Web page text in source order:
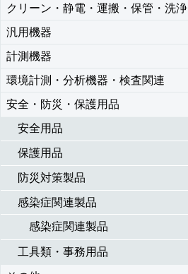
クリーン・静電・運搬・保管・洗浄
汎用機器
計測機器
環境計測・分析機器・検査関連
安全・防災・保護用品
安全用品
保護用品
防災対策製品
感染症関連製品
感染症関連製品
工具類・事務用品